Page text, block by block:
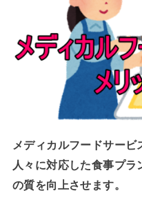
メディカルフードサー
人々に対応した食事プ
の質を向上させます。